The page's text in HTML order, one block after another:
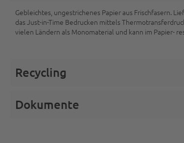
Gebleichtes, ungestrichenes Papier aus Frischfasern.
das Just-in-Time Bedrucken mittels
vielen Ländern als Monomaterial und kann im Papier-
Recycling
Dokumente